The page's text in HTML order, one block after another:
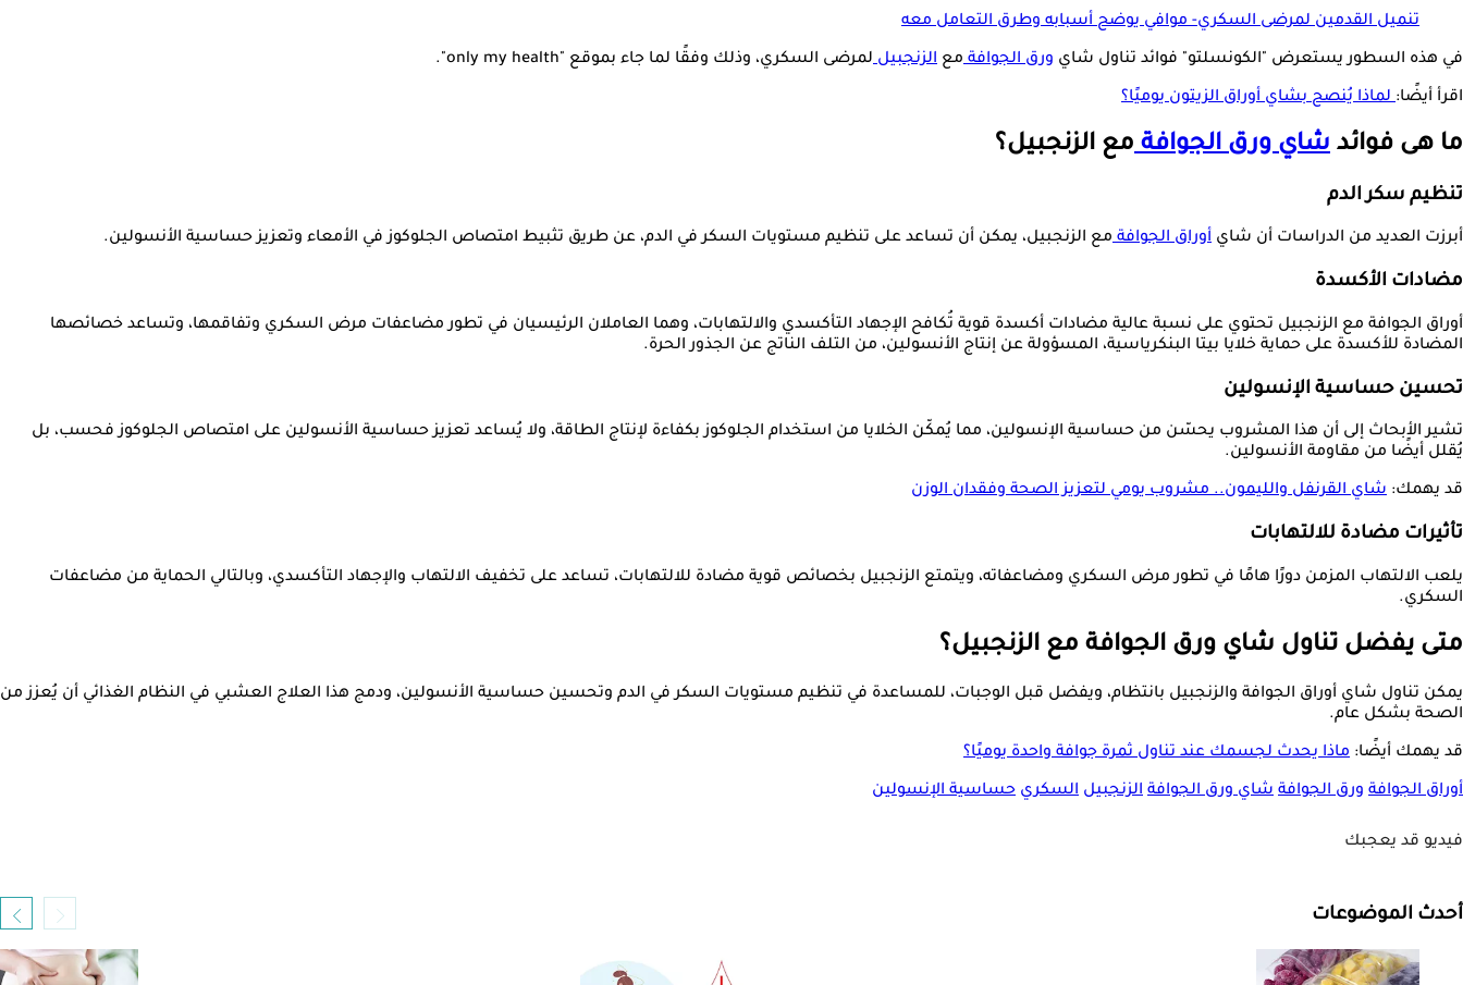
تنميل القدمين لمرضى السكري- موافي يوضح أسبابه وطرق التعامل معه
في هذه السطور يستعرض "الكونسلتو" فوائد تناول شاي ورق الجوافةمع الزنجبيللمرضى السكري، وذلك وفقًا لما جاء بموقع "only my health".
اقرأ أيضًا:لماذا يُنصح بشاي أوراق الزيتون يوميًا؟
ما هى فوائد شاي ورق الجوافةمع الزنجبيل؟
تنظيم سكر الدم
أبرزت العديد من الدراسات أن شاي أوراق الجوافةمع الزنجبيل، يمكن أن تساعد على تنظيم مستويات السكر في الدم، عن طريق تثبيط امتصاص الجلوكوز في الأمعاء وتعزيز حساسية الأنسولين.
مضادات الأكسدة
أوراق الجوافة مع الزنجبيل تحتوي على نسبة عالية مضادات أكسدة قوية تُكافح الإجهاد التأكسدي والالتهابات، وهما العاملان الرئيسيان في تطور مضاعفات مرض السكري وتفاقمها، وتساعد خصائصها
المضادة للأكسدة على حماية خلايا بيتا البنكرياسية، المسؤولة عن إنتاج الأنسولين، من التلف الناتج عن الجذور الحرة.
تحسين حساسية الإنسولين
تشير الأبحاث إلى أن هذا المشروب يحسّن من حساسية الإنسولين، مما يُمكّن الخلايا من استخدام الجلوكوز بكفاءة لإنتاج الطاقة، ولا يُساعد تعزيز حساسية الأنسولين على امتصاص الجلوكوز فحسب، بل
يُقلل أيضًا من مقاومة الأنسولين.
قد يهمك: شاي القرنفل والليمون.. مشروب يومي لتعزيز الصحة وفقدان الوزن
تأثيرات مضادة للالتهابات
يلعب الالتهاب المزمن دورًا هامًا في تطور مرض السكري ومضاعفاته، ويتمتع الزنجبيل بخصائص قوية مضادة للالتهابات، تساعد على تخفيف الالتهاب والإجهاد التأكسدي، وبالتالي الحماية من مضاعفات
السكري.
متى يفضل تناول شاي ورق الجوافة مع الزنجبيل؟
يمكن تناول شاي أوراق الجوافة والزنجبيل بانتظام، ويفضل قبل الوجبات، للمساعدة في تنظيم مستويات السكر في الدم وتحسين حساسية الأنسولين، ودمج هذا العلاج العشبي في النظام الغذائي أن يُعزز من
الصحة بشكل عام.
قد يهمك أيضًا: ماذا يحدث لجسمك عند تناول ثمرة جوافة واحدة يوميًا؟
أوراق الجوافة ورق الجوافة شاي ورق الجوافة الزنجبيل السكري حساسية الإنسولين
فيديو قد يعجبك
أحدث الموضوعات